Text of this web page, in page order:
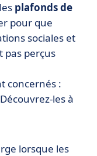
plafonds de
pour que
sociales et
pas perçus
concernés :
les à
lorsque les